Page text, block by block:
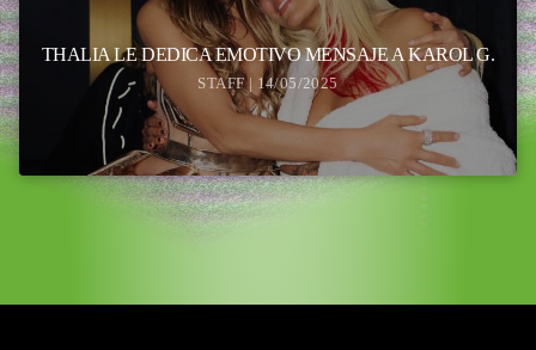
THALIA LE DEDICA EMOTIVO MENSAJE A KAROL G.
STAFF | 14/05/2025